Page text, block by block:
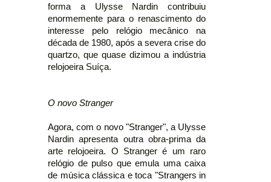
forma a Ulysse Nardin contribuiu
enormemente para o renascimento do
interesse pelo relógio mecânico na
década de 1980, após a severa crise do
quartzo, que quase dizimou a indústria
relojoeira Suíça.
O novo Stranger
Agora, com o novo "Stranger", a Ulysse
Nardin apresenta outra obra-prima da
arte relojoeira. O Stranger é um raro
relógio de pulso que emula uma caixa
de música clássica e toca "Strangers in